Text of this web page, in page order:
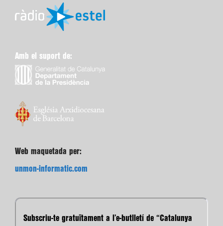
Amb el suport de:
Web maquetada per:
unmon-informatic.com
Subscriu-te gratuïtament a l’e-butlletí de “Catalunya